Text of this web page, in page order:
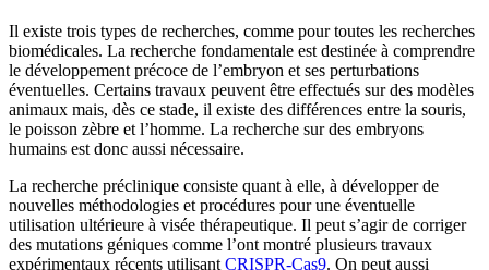
Il existe trois types de recherches, comme pour toutes les recherches
biomédicales. La recherche fondamentale est destinée à comprendre
le développement précoce de l’embryon et ses perturbations
éventuelles. Certains travaux peuvent être effectués sur des modèles
animaux mais, dès ce stade, il existe des différences entre la souris,
le poisson zèbre et l’homme. La recherche sur des embryons
humains est donc aussi nécessaire.
La recherche préclinique consiste quant à elle, à développer de
nouvelles méthodologies et procédures pour une éventuelle
utilisation ultérieure à visée thérapeutique. Il peut s’agir de corriger
des mutations géniques comme l’ont montré plusieurs travaux
expérimentaux récents utilisant CRISPR-Cas9. On peut aussi